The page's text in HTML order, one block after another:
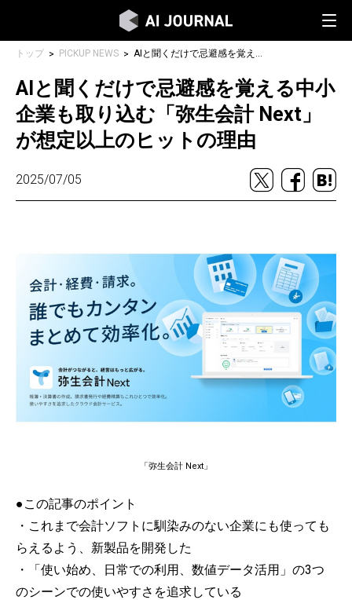
トップ PICKUP NEWS AIと聞くだけで忌避感を覚える中小企業も取り込む「弥生会計 Next」が想定以上のヒットの理由
AIと聞くだけで忌避感を覚える中小
企業も取り込む「弥生会計 Next」
が想定以上のヒットの理由
2025/07/05
「弥生会計 Next」
●この記事のポイント
・これまで会計ソフトに馴染みのない企業にも使っても
らえるよう、新製品を開発した
・「使い始め、日常での利用、数値データ活用」の3つ
のシーンでの使いやすさを追求している